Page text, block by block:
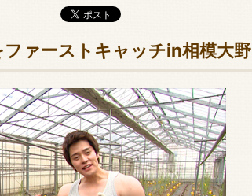
ァーストキャッチin相模大野